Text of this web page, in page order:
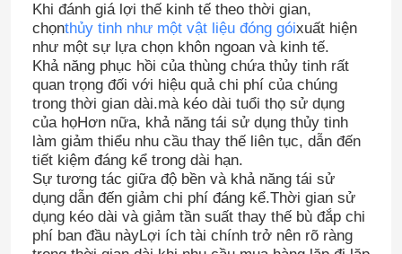
Khi đánh giá lợi thế kinh tế theo thời gian,
chọnthủy tinh như một vật liệu đóng góixuất hiện
như một sự lựa chọn khôn ngoan và kinh tế.
Khả năng phục hồi của thùng chứa thủy tinh rất
quan trọng đối với hiệu quả chi phí của chúng
trong thời gian dài.mà kéo dài tuổi thọ sử dụng
của họHơn nữa, khả năng tái sử dụng thủy tinh
làm giảm thiểu nhu cầu thay thế liên tục, dẫn đến
tiết kiệm đáng kể trong dài hạn.
Sự tương tác giữa độ bền và khả năng tái sử
dụng dẫn đến giảm chi phí đáng kể.Thời gian sử
dụng kéo dài và giảm tần suất thay thế bù đắp chi
phí ban đầu nàyLợi ích tài chính trở nên rõ ràng